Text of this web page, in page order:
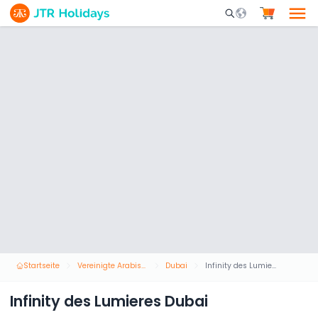
Mobile Search
Startseite Vereinigte Arabische Emirate Dubai Infinity des Lumieres Dubai
Infinity des Lumieres Dubai